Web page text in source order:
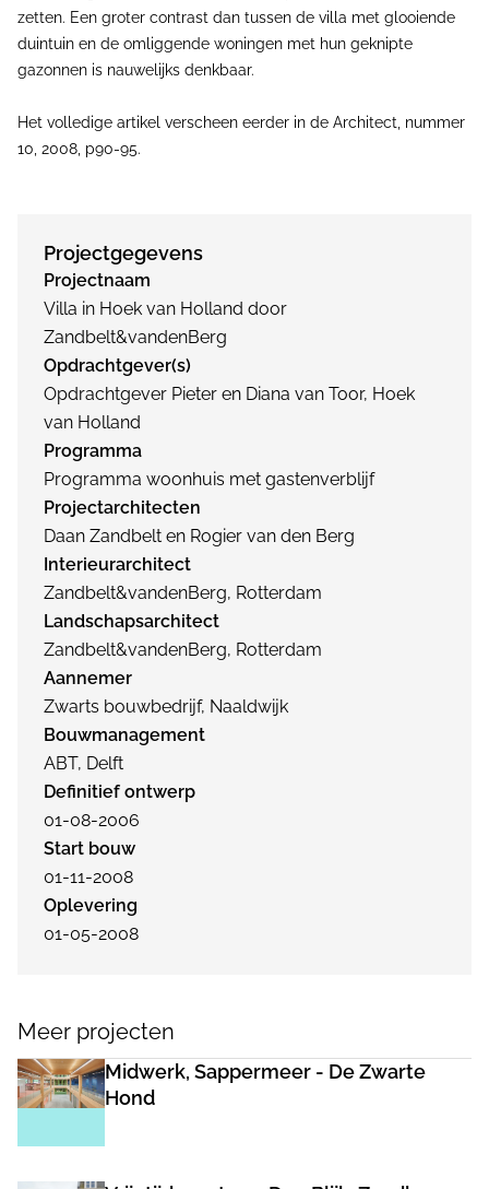
zetten. Een groter contrast dan tussen de villa met glooiende
duintuin en de omliggende woningen met hun geknipte
gazonnen is nauwelijks denkbaar.
Het volledige artikel verscheen eerder in de Architect, nummer
10, 2008, p90-95.
Projectgegevens
Projectnaam
Villa in Hoek van Holland door
Zandbelt&vandenBerg
Opdrachtgever(s)
Opdrachtgever Pieter en Diana van Toor, Hoek
van Holland
Programma
Programma woonhuis met gastenverblijf
Projectarchitecten
Daan Zandbelt en Rogier van den Berg
Interieurarchitect
Zandbelt&vandenBerg, Rotterdam
Landschapsarchitect
Zandbelt&vandenBerg, Rotterdam
Aannemer
Zwarts bouwbedrijf, Naaldwijk
Bouwmanagement
ABT, Delft
Definitief ontwerp
01-08-2006
Start bouw
01-11-2008
Oplevering
01-05-2008
Meer projecten
Midwerk, Sappermeer - De Zwarte
Hond